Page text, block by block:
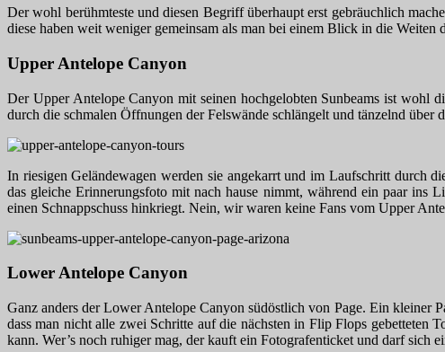
Der wohl berühmteste und diesen Begriff überhaupt erst gebräuchlich
diese haben weit weniger gemeinsam als man bei einem Blick in die Weiten
Upper Antelope Canyon
Der Upper Antelope Canyon mit seinen hochgelobten Sunbeams ist wohl
durch die schmalen Öffnungen der Felswände schlängelt und tänzelnd über
In riesigen Geländewagen werden sie angekarrt und im Laufschritt durch
das gleiche Erinnerungsfoto mit nach hause nimmt, während ein paar ins
einen Schnappschuss hinkriegt. Nein, wir waren keine Fans vom Upper
Lower Antelope Canyon
Ganz anders der Lower Antelope Canyon südöstlich von Page. Ein kleiner
dass man nicht alle zwei Schritte auf die nächsten in Flip Flops gebetteten
kann. Wer’s noch ruhiger mag, der kauft ein Fotografenticket und darf sich